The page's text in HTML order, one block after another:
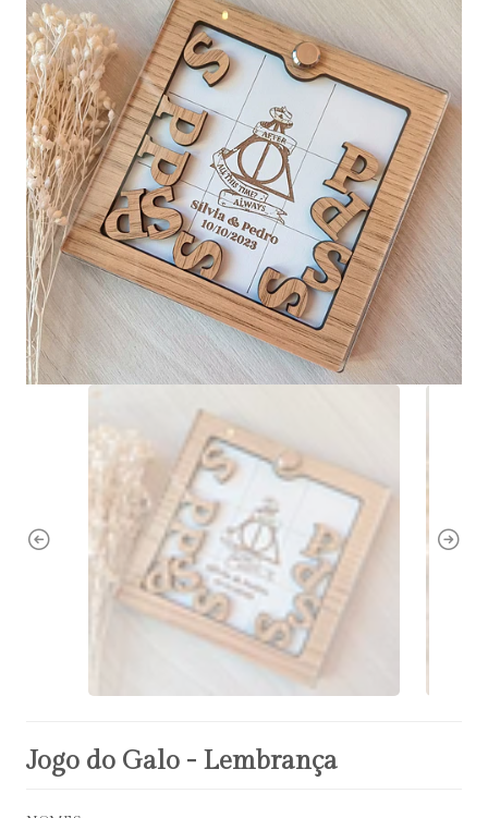
Jogo do Galo - Lembrança